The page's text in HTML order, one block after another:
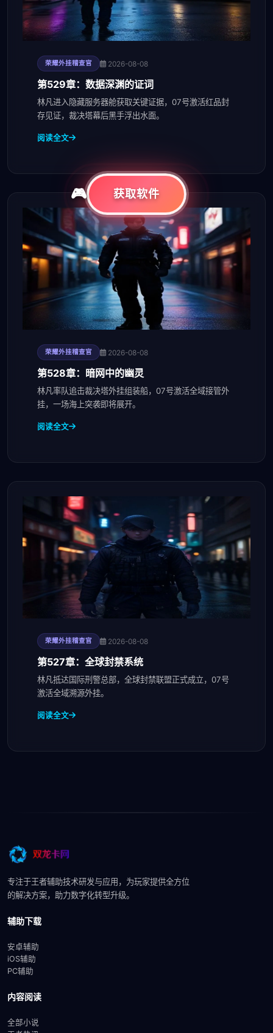
荣耀外挂稽查官 2026-08-08
第529章：数据深渊的证词
林凡进入隐藏服务器舱获取关键证据，07号激活红品封
存见证，裁决塔幕后黑手浮出水面。
阅读全文
荣耀外挂稽查官 2026-08-08
第528章：暗网中的幽灵
林凡率队追击裁决塔外挂组装船，07号激活全域接管外
挂，一场海上突袭即将展开。
阅读全文
荣耀外挂稽查官 2026-08-08
第527章：全球封禁系统
林凡抵达国际刑警总部，全球封禁联盟正式成立，07号
激活全域溯源外挂。
阅读全文
专注于王者辅助技术研发与应用，为玩家提供全方位
的解决方案，助力数字化转型升级。
辅助下载
安卓辅助
iOS辅助
PC辅助
内容阅读
全部小说
获取软件